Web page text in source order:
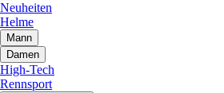
Neuheiten
Helme
Mann
Damen
High-Tech
Rennsport